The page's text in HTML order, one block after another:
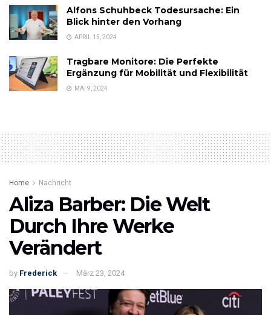
Alfons Schuhbeck Todesursache: Ein
Blick hinter den Vorhang
APRIL 15, 2024
Tragbare Monitore: Die Perfekte
Ergänzung für Mobilität und Flexibilität
MAI 9, 2024
Home Nachricht
Aliza Barber: Die Welt
Durch Ihre Werke
Verändert
by Frederick März 23, 2024